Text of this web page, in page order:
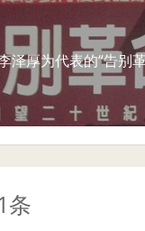
泽厚为代表的“告别
条